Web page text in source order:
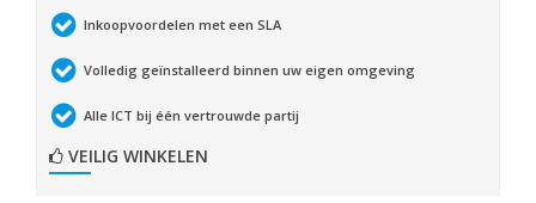
Inkoopvoordelen met een SLA
Volledig geïnstalleerd binnen uw eigen omgeving
Alle ICT bij één vertrouwde partij
VEILIG WINKELEN